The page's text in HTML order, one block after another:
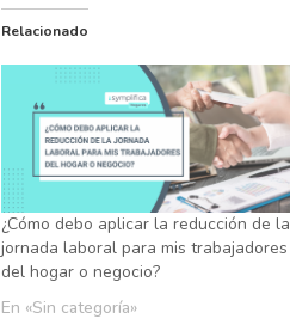
Relacionado
¿Cómo debo aplicar la reducción de la
jornada laboral para mis trabajadores
del hogar o negocio?
En «Sin categoría»